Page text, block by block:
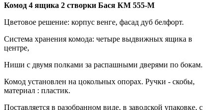
Комод 4 ящика 2 створки Бася КМ 555-М
Цветовое решение: корпус венге, фасад дуб белфорт.
Система хранения комода: четыре выдвижных ящика в
центре,
Ниши с двумя полками за распашными дверями по бокам.
Комод установлен на цокольных опорах. Ручки - скобы,
материал : пластик.
Поставляется в разобранном виде, в заводской упаковке, с